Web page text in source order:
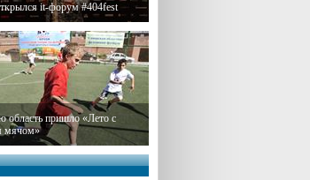
it-форум #404fest
область пришло «Лето с
мячом»